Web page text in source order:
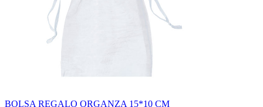
BOLSA REGALO ORGANZA 15*10 CM